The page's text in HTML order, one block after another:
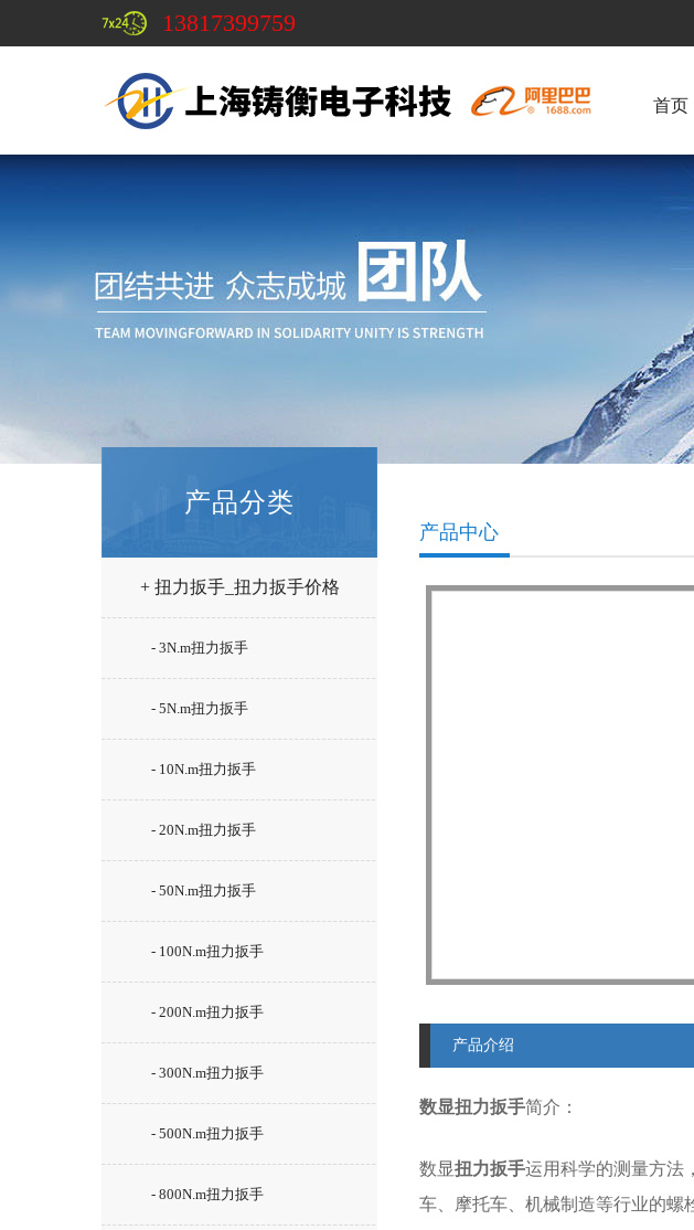
13817399759
首页
产品分类
+ 扭力扳手_扭力扳手价格
- 3N.m扭力扳手
- 5N.m扭力扳手
- 10N.m扭力扳手
- 20N.m扭力扳手
- 50N.m扭力扳手
- 100N.m扭力扳手
- 200N.m扭力扳手
- 300N.m扭力扳手
- 500N.m扭力扳手
- 800N.m扭力扳手
产品中心
产品介绍
数显扭力扳手简介：
数显扭力扳手运用科学的测量方法
车、摩托车、机械制造等行业的螺